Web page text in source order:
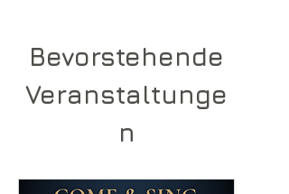
Bevorstehende
Veranstaltunge
n